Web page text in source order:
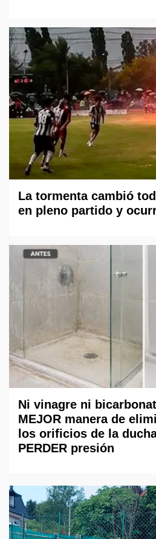
La tormenta cambió
en pleno partido y
Ni vinagre ni
MEJOR manera de
los orificios de la
PERDER presión